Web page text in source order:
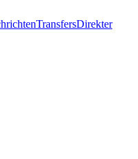
TransfersDirekter